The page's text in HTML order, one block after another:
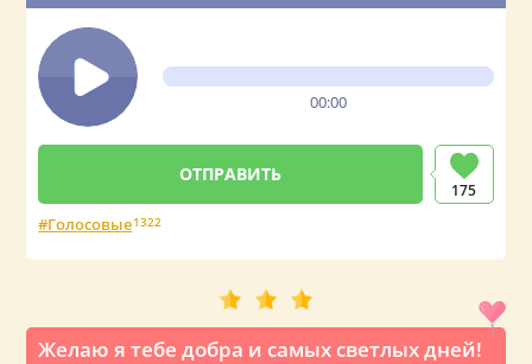
00:00
175
Голосовые1322
Желаю я тебе добра и самых светлых дней!